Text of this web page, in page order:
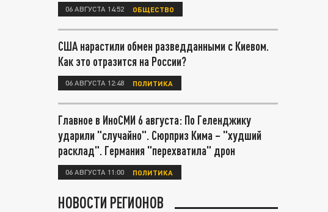
06 АВГУСТА 14:52 ОБЩЕСТВО
США нарастили обмен разведданными с Киевом.
Как это отразится на России?
06 АВГУСТА 12:48 ПОЛИТИКА
Главное в ИноСМИ 6 августа: По Геленджику
ударили "случайно". Сюрприз Кима – "худший
расклад". Германия "перехватила" дрон
06 АВГУСТА 11:00 ПОЛИТИКА
НОВОСТИ РЕГИОНОВ